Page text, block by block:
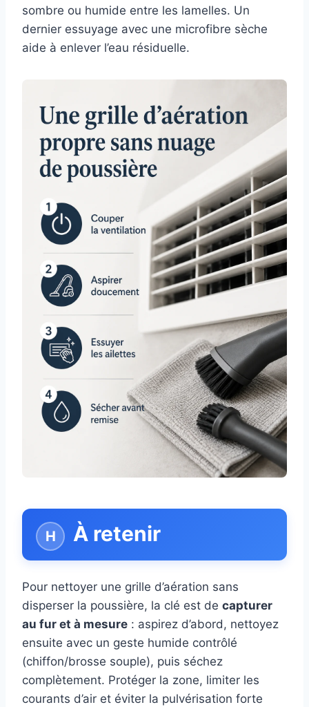
sombre ou humide entre les lamelles. Un
dernier essuyage avec une microfibre sèche
aide à enlever l’eau résiduelle.
À retenir
Pour nettoyer une grille d’aération sans
disperser la poussière, la clé est de capturer
au fur et à mesure : aspirez d’abord, nettoyez
ensuite avec un geste humide contrôlé
(chiffon/brosse souple), puis séchez
complètement. Protéger la zone, limiter les
courants d’air et éviter la pulvérisation forte